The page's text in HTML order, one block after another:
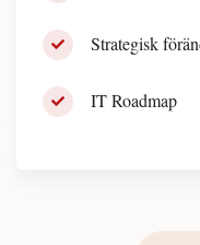
Strategisk
IT Roadmap